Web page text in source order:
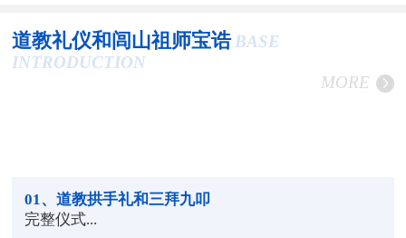
道教礼仪和闾山祖师宝诰 BASE
INTRODUCTION
MORE
01 、道教拱手礼和三拜九叩
完整仪式...